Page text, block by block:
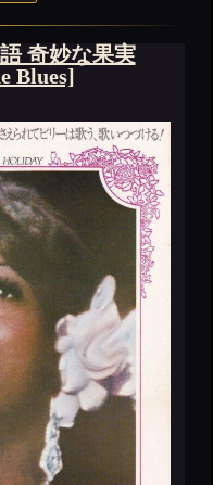
奇妙な果実
Blues]